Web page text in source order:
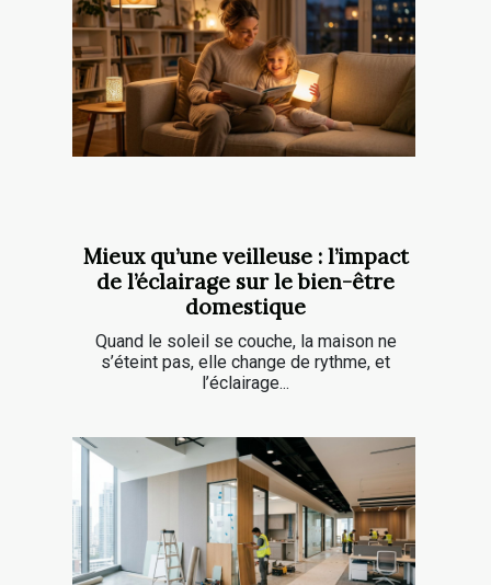
Mieux qu’une veilleuse : l’impact
de l’éclairage sur le bien-être
domestique
Quand le soleil se couche, la maison ne
s’éteint pas, elle change de rythme, et
l’éclairage...